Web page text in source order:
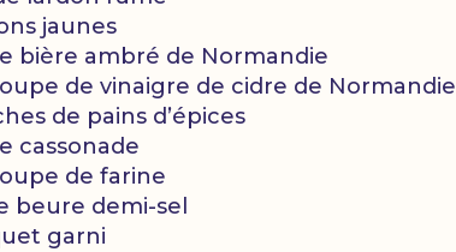
jaunes
bière ambré de Normandie
de vinaigre de cidre de Normandie
de pains d’épices
cassonade
de farine
beure demi-sel
garni